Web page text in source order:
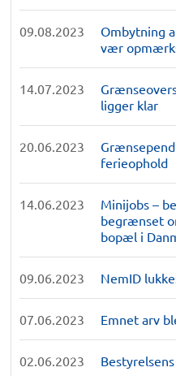
09.08.2023
Ombytning
vær
14.07.2023
ligger klar
20.06.2023
ferieophold
14.06.2023
Minijobs –
begrænset
bopæl i
09.06.2023 NemID
07.06.2023 Emnet arv
02.06.2023